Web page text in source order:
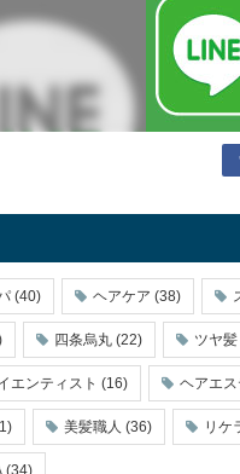
(40) ヘアケア (38)
四条烏丸 (22) ツヤ髪
エンティスト (16) ヘアエス
美髪職人 (36) リケ
(34)